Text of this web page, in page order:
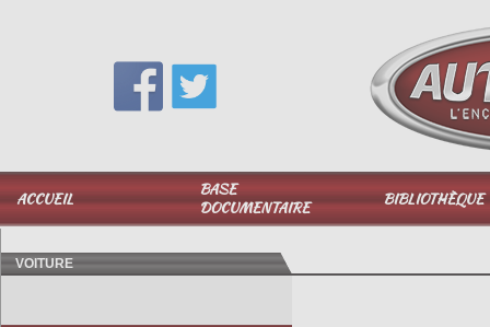
ACCUEIL
BASE
DOCUMENTAIRE
BIBLIOTHÈQUE
06 51 040 025
VOITURE